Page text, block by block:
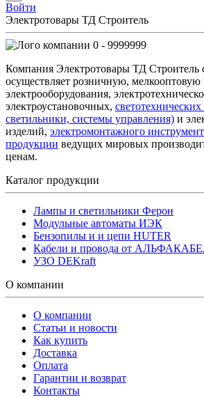
Войти
Электротовары ТД Строитель
0 - 9999999
Компания Электротовары ТД Строитель
осуществляет розничную,
электрооборудования,
электроустановочных,
светильники, системы управления) и
изделий, электромонтажного
продукции ведущих мировых
ценам.
Каталог продукции
Лампы и светильники Ферон
Модульные автоматы ИЭК
Бензопилы и и цепи HUTER
Кабели и провода от
УЗО DEKraft
О компании
О компании
Статьи и новости
Как купить
Доставка
Оплата
Гарантии и возврат
Контакты